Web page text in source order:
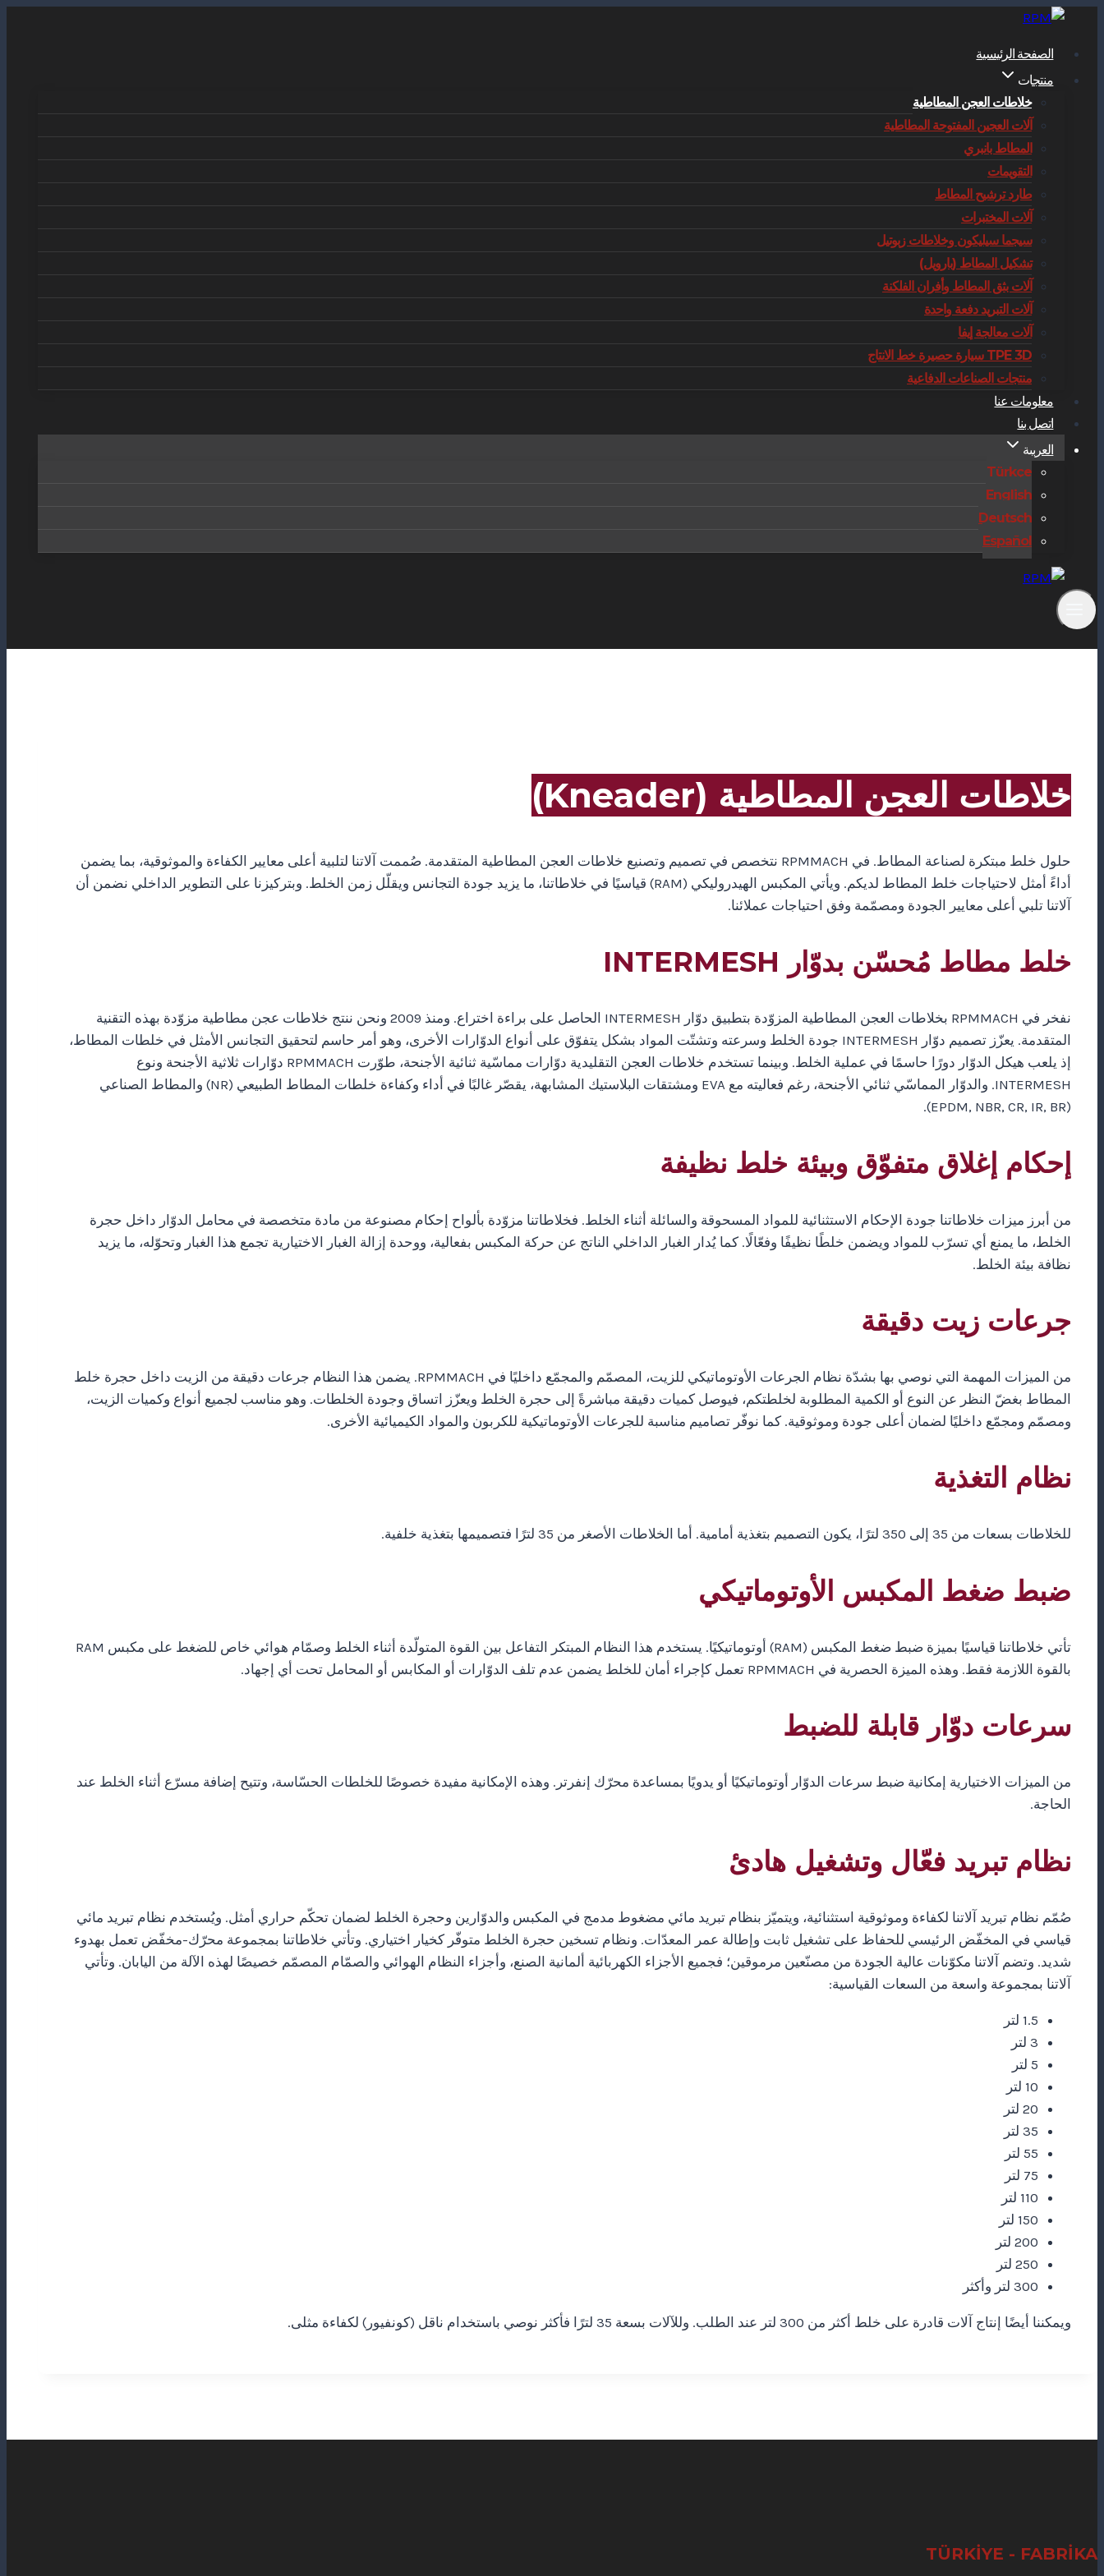
التجاوز
المحتوىالصفحة الرئيسية
منتجات
خلاطات العجن المطاطية
آلات العجين المفتوحة المطاطية
المطاط بانبري
التقويمات
طارد ترشيح المطاط
آلات المختبرات
سيجما سيليكون وخلاطات زبوتيل
تشكيل المطاط (بارويل)
آلات بثق المطاط وأفران الفلكنة
آلات التبريد دفعة واحدة
آلات معالجة إيفا
TPE 3D سيارة حصيرة خط الانتاج
منتجات الصناعات الدفاعية
معلومات عنا
اتصل بنا
العربية
Türkçe
English
Deutsch
Español
خلاطات العجن المطاطية (Kneader)
حلول خلط مبتكرة لصناعة المطاط. في RPMMACH نتخصص في تصميم وتصنيع خلاطات العجن المطاطية المتقدمة. صُممت آلاتنا لتلبية أعلى معايير الكفاءة والموثوقية، بما يضمن
أداءً أمثل لاحتياجات خلط المطاط لديكم. ويأتي المكبس الهيدروليكي (RAM) قياسيًا في خلاطاتنا، ما يزيد جودة التجانس ويقلّل زمن الخلط. وبتركيزنا على التطوير الداخلي نضمن أن
آلاتنا تلبي أعلى معايير الجودة ومصمّمة وفق احتياجات عملائنا.
خلط مطاط مُحسّن بدوّار INTERMESH
نفخر في RPMMACH بخلاطات العجن المطاطية المزوّدة بتطبيق دوّار INTERMESH الحاصل على براءة اختراع. ومنذ 2009 ونحن ننتج خلاطات عجن مطاطية مزوّدة بهذه التقنية
المتقدمة. يعزّز تصميم دوّار INTERMESH جودة الخلط وسرعته وتشتّت المواد بشكل يتفوّق على أنواع الدوّارات الأخرى، وهو أمر حاسم لتحقيق التجانس الأمثل في خلطات المطاط،
إذ يلعب هيكل الدوّار دورًا حاسمًا في عملية الخلط. وبينما تستخدم خلاطات العجن التقليدية دوّارات مماسّية ثنائية الأجنحة، طوّرت RPMMACH دوّارات ثلاثية الأجنحة ونوع
INTERMESH. والدوّار المماسّي ثنائي الأجنحة، رغم فعاليته مع EVA ومشتقات البلاستيك المشابهة، يقصّر غالبًا في أداء وكفاءة خلطات المطاط الطبيعي (NR) والمطاط الصناعي
(EPDM, NBR, CR, IR, BR).
إحكام إغلاق متفوّق وبيئة خلط نظيفة
من أبرز ميزات خلاطاتنا جودة الإحكام الاستثنائية للمواد المسحوقة والسائلة أثناء الخلط. فخلاطاتنا مزوّدة بألواح إحكام مصنوعة من مادة متخصصة في محامل الدوّار داخل حجرة
الخلط، ما يمنع أي تسرّب للمواد ويضمن خلطًا نظيفًا وفعّالًا. كما يُدار الغبار الداخلي الناتج عن حركة المكبس بفعالية، ووحدة إزالة الغبار الاختيارية تجمع هذا الغبار وتحوّله، ما يزيد
نظافة بيئة الخلط.
جرعات زيت دقيقة
من الميزات المهمة التي نوصي بها بشدّة نظام الجرعات الأوتوماتيكي للزيت، المصمّم والمجمّع داخليًا في RPMMACH. يضمن هذا النظام جرعات دقيقة من الزيت داخل حجرة خلط
المطاط بغضّ النظر عن النوع أو الكمية المطلوبة لخلطتكم، فيوصل كميات دقيقة مباشرةً إلى حجرة الخلط ويعزّز اتساق وجودة الخلطات. وهو مناسب لجميع أنواع وكميات الزيت،
ومصمّم ومجمّع داخليًا لضمان أعلى جودة وموثوقية. كما نوفّر تصاميم مناسبة للجرعات الأوتوماتيكية للكربون والمواد الكيميائية الأخرى.
نظام التغذية
للخلاطات بسعات من 35 إلى 350 لترًا، يكون التصميم بتغذية أمامية. أما الخلاطات الأصغر من 35 لترًا فتصميمها بتغذية خلفية.
ضبط ضغط المكبس الأوتوماتيكي
تأتي خلاطاتنا قياسيًا بميزة ضبط ضغط المكبس (RAM) أوتوماتيكيًا. يستخدم هذا النظام المبتكر التفاعل بين القوة المتولّدة أثناء الخلط وصمّام هوائي خاص للضغط على مكبس RAM
بالقوة اللازمة فقط. وهذه الميزة الحصرية في RPMMACH تعمل كإجراء أمان للخلط يضمن عدم تلف الدوّارات أو المكابس أو المحامل تحت أي إجهاد.
سرعات دوّار قابلة للضبط
من الميزات الاختيارية إمكانية ضبط سرعات الدوّار أوتوماتيكيًا أو يدويًا بمساعدة محرّك إنفرتر. وهذه الإمكانية مفيدة خصوصًا للخلطات الحسّاسة، وتتيح إضافة مسرّع أثناء الخلط عند
الحاجة.
نظام تبريد فعّال وتشغيل هادئ
صُمّم نظام تبريد آلاتنا لكفاءة وموثوقية استثنائية، ويتميّز بنظام تبريد مائي مضغوط مدمج في المكبس والدوّارين وحجرة الخلط لضمان تحكّم حراري أمثل. ويُستخدم نظام تبريد مائي
قياسي في المخفّض الرئيسي للحفاظ على تشغيل ثابت وإطالة عمر المعدّات. ونظام تسخين حجرة الخلط متوفّر كخيار اختياري. وتأتي خلاطاتنا بمجموعة محرّك-مخفّض تعمل بهدوء
شديد. وتضم آلاتنا مكوّنات عالية الجودة من مصنّعين مرموقين؛ فجميع الأجزاء الكهربائية ألمانية الصنع، وأجزاء النظام الهوائي والصمّام المصمّم خصيصًا لهذه الآلة من اليابان. وتأتي
آلاتنا بمجموعة واسعة من السعات القياسية:
1.5 لتر
3 لتر
5 لتر
10 لتر
20 لتر
35 لتر
55 لتر
75 لتر
110 لتر
150 لتر
200 لتر
250 لتر
300 لتر وأكثر
ويمكننا أيضًا إنتاج آلات قادرة على خلط أكثر من 300 لتر عند الطلب. وللآلات بسعة 35 لترًا فأكثر نوصي باستخدام ناقل (كونفيور) لكفاءة مثلى.
TÜRKİYE - FABRİKA